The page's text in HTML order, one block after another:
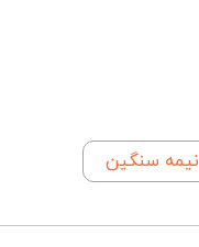
نیمه سنگین